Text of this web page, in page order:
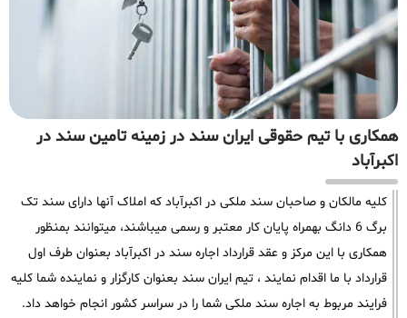
همکاری با تیم حقوقی ایران سند در زمینه تامین سند در
اکبرآباد
کلیه مالکان و صاحبان سند ملکی در اکبرآباد که املاک آنها دارای سند تک
برگ 6 دانگ بهمراه پایان کار معتبر و رسمی میباشند، میتوانند بمنظور
همکاری با این مرکز و عقد قرارداد اجاره سند در اکبرآباد بعنوان طرف اول
قرارداد با ما اقدام نمایند ، تیم ایران سند بعنوان کارگزار و نماینده شما کلیه
فرایند مربوط به اجاره سند ملکی شما را در سراسر کشور انجام خواهد داد.